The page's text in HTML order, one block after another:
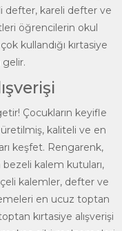
defter, kareli defter ve
öğrencilerin okul
kullandığı kırtasiye
gelir.
Çocukların keyifle
üretilmiş, kaliteli ve en
keşfet. Rengarenk,
kalem kutuları,
kalemler, defter ve
en ucuz toptan
kırtasiye alışverişi